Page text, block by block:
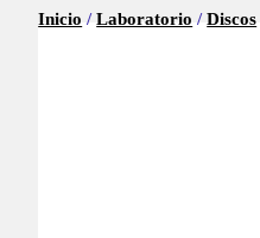
Inicio /Laboratorio /Discos